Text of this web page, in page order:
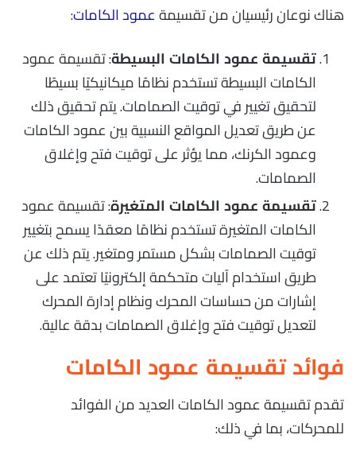
هناك نوعان رئيسيان من تقسيمةعمود الكامات:
تقسيمة عمود الكامات البسيطة: تقسيمة عمود
الكامات البسيطة تستخدم نظامًا ميكانيكيًا بسيطًا
لتحقيق تغيير في توقيت الصمامات. يتم تحقيق ذلك
عن طريق تعديل المواقع النسبية بين عمود الكامات
وعمود الكرنك، مما يؤثر على توقيت فتح وإغلاق
الصمامات.
تقسيمة عمود الكامات المتغيرة: تقسيمة عمود
الكامات المتغيرة تستخدم نظامًا معقدًا يسمح بتغيير
توقيت الصمامات بشكل مستمر ومتغير. يتم ذلك عن
طريق استخدام آليات متحكمة إلكترونيًا تعتمد على
إشارات من حساسات المحرك ونظام إدارة المحرك
لتعديل توقيت فتح وإغلاق الصمامات بدقة عالية.
فوائد تقسيمة عمود الكامات
تقدم تقسيمة عمود الكامات العديد من الفوائد
للمحركات، بما في ذلك: